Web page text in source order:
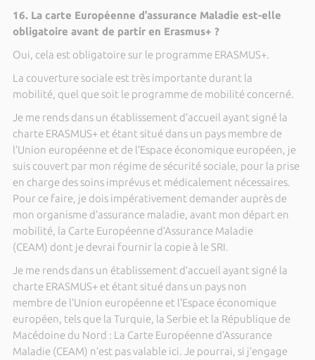
16. La carte Européenne d’assurance Maladie est-elle
obligatoire avant de partir en Erasmus+ ?
Oui, cela est obligatoire sur le programme ERASMUS+.
La couverture sociale est très importante durant la
mobilité, quel que soit le programme de mobilité concerné.
Je me rends dans un établissement d’accueil ayant signé la
charte ERASMUS+ et étant situé dans un pays membre de
l’Union européenne et de l’Espace économique européen, je
suis couvert par mon régime de sécurité sociale, pour la prise
en charge des soins imprévus et médicalement nécessaires.
Pour ce faire, je dois impérativement demander auprès de
mon organisme d’assurance maladie, avant mon départ en
mobilité, la Carte Européenne d’Assurance Maladie
(CEAM) dont je devrai fournir la copie à le SRI.
Je me rends dans un établissement d’accueil ayant signé la
charte ERASMUS+ et étant situé dans un pays non
membre de l’Union européenne et l’Espace économique
européen, tels que la Turquie, la Serbie et la République de
Macédoine du Nord : La Carte Européenne d’Assurance
Maladie (CEAM) n’est pas valable ici. Je pourrai, si j’engage